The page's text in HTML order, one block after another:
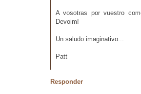
A vosotras por vuestro
Devoim!
Un saludo imaginativo...
Patt
Responder